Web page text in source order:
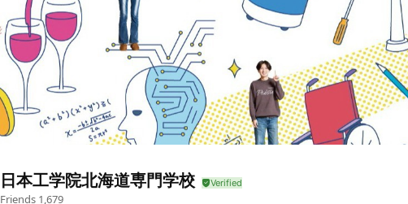
日本工学院北海道専門学校
Friends 1,679